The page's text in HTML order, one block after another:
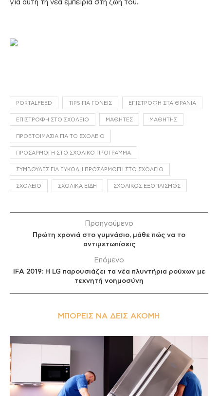
για αυτή τη νέα εμπειρία στη ζωή του.
PORTALFEED TIPS ΓΙΑ ΓΟΝΕΊΣ ΕΠΙΣΤΡΟΦΉ ΣΤΑ ΘΡΑΝΊΑ
ΕΠΙΣΤΡΟΦΉ ΣΤΟ ΣΧΟΛΕΊΟ ΜΑΘΗΤΈΣ ΜΑΘΗΤΉΣ
ΠΡΟΕΤΟΙΜΑΣΊΑ ΓΙΑ ΤΟ ΣΧΟΛΕΊΟ
ΠΡΟΣΑΡΜΟΓΉ ΣΤΟ ΣΧΟΛΙΚΌ ΠΡΌΓΡΑΜΜΑ
ΣΥΜΒΟΥΛΈΣ ΓΙΑ ΕΎΚΟΛΗ ΠΡΟΣΑΡΜΟΓΉ ΣΤΟ ΣΧΟΛΕΊΟ
ΣΧΟΛΕΊΟ ΣΧΟΛΙΚΆ ΕΊΔΗ ΣΧΟΛΙΚΌΣ ΕΞΟΠΛΙΣΜΌΣ
Προηγούμενο
Πρώτη χρονιά στο γυμνάσιο, μάθε πώς να το
αντιμετωπίσεις
Επόμενο
IFA 2019: Η LG παρουσιάζει τα νέα πλυντήρια ρούχων με
τεχνητή νοημοσύνη
ΜΠΟΡΕΊΣ ΝΑ ΔΕΙΣ ΑΚΌΜΗ